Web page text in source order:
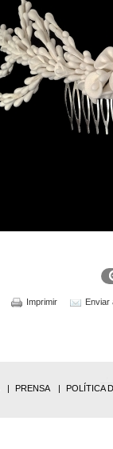
Enviar
Imprimir
PRENSA POLÍTICA